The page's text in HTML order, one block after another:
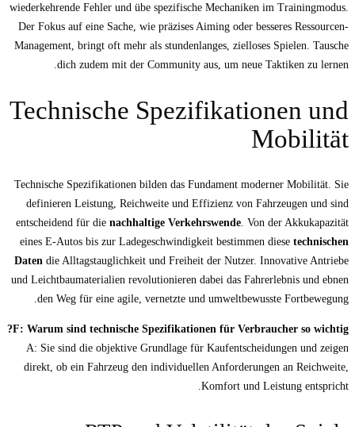
wiederkehrende Fehler und übe spezifische
Der Fokus auf eine Sache, wie präzises
Management, bringt oft mehr als
dich zudem mit der Community
Technische
Technische Spezifikationen bilden das
definieren Leistung, Reichweite und
entscheidend für die nachhaltige
eines E-Autos bis zur Ladegeschwindigkeit
Datendie Alltagstauglichkeit und Freiheit
und Leichtbaumaterialien revolutionieren
den Weg für eine agile, vernetzte und
F: Warum sind technische Spezifikationen
A: Sie sind die objektive Grundlage für
direkt, ob ein Fahrzeug den individuellen